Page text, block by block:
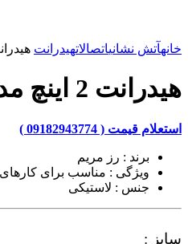
خانهآتش نشانیاتصالاتهیدرانت هیدرانت 2 اینچ
هیدرانت 2 اینچ مدل آریا
استعلام قیمت ( 09182943774 )
برند : رز مریم
ویژگی : مناسب برای
جنس : لاستیکی
سایز :